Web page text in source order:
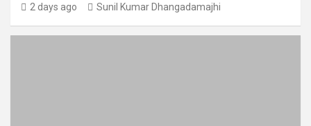
2 days ago Sunil Kumar Dhangadamajhi